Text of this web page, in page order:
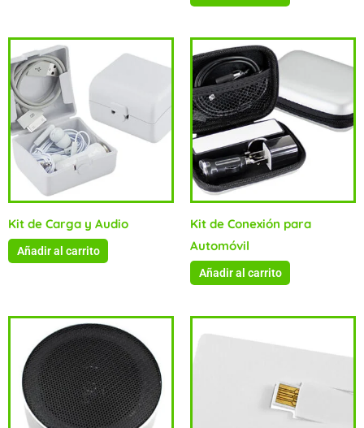
Kit de Carga y Audio
Añadir al carrito
Kit de Conexión para
Automóvil
Añadir al carrito